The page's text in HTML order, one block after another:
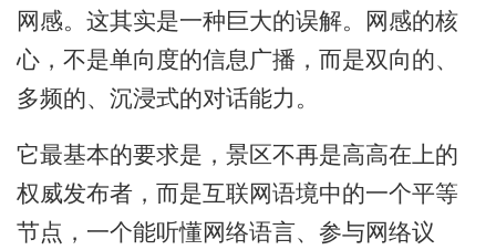
网感。这其实是一种巨大的误解。网感的核
心，不是单向度的信息广播，而是双向的、
多频的、沉浸式的对话能力。
它最基本的要求是，景区不再是高高在上的
权威发布者，而是互联网语境中的一个平等
节点，一个能听懂网络语言、参与网络议